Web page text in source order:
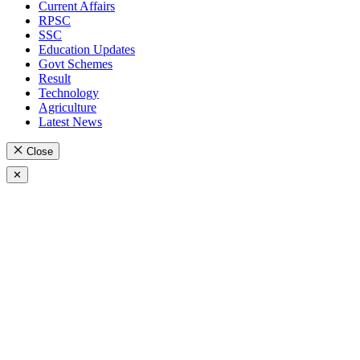
Current Affairs
RPSC
SSC
Education Updates
Govt Schemes
Result
Technology
Agriculture
Latest News
Close
✕